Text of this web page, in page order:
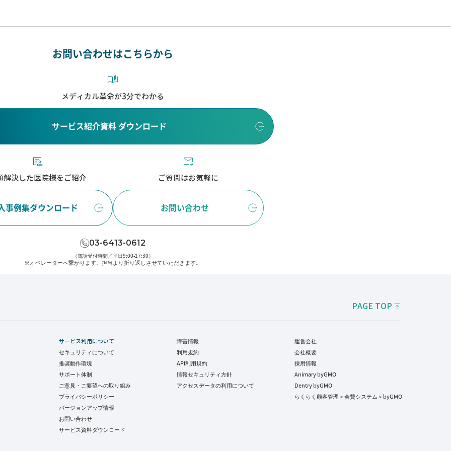
お問い合わせはこちらから
メディカル革命が3分でわかる
サービス紹介資料 ダウンロード
解決した医院様をご紹介
事例集ダウンロード
ご質問はお気軽に
お問い合わせ
03-6413-0612
（電話受付時間／平日9:00-17:30）
※オペレーターへ繋がります。 担当より折り返しさせていただきます。
PAGE TOP
サービス利用について
セキュリティについて
推奨動作環境
サポート体制
ご意見・ご要望への取り組み
プライバシーポリシー
バージョンアップ情報
お問い合わせ
サービス資料ダウンロード
障害情報
利用規約
API利用規約
情報セキュリティ方針
アクセスデータの利用について
運営会社
会社概要
採用情報
Animary byGMO
Dentry byGMO
らくらく顧客管理＜会費システム＞byGMO